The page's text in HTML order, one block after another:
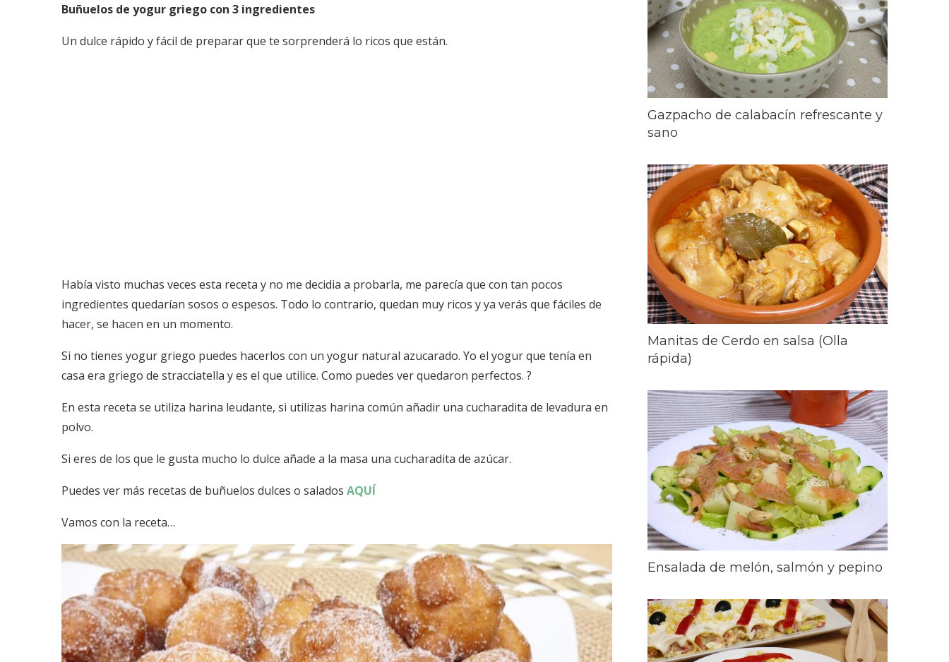
Buñuelos de yogur griego con 3 ingredientes
Un dulce rápido y fácil de preparar que te sorprenderá lo ricos que están.
Había visto muchas veces esta receta y no me decidia a probarla, me parecía que con tan pocos
ingredientes quedarían sosos o espesos. Todo lo contrario, quedan muy ricos y ya verás que fáciles de
hacer, se hacen en un momento.
Si no tienes yogur griego puedes hacerlos con un yogur natural azucarado. Yo el yogur que tenía en
casa era griego de stracciatella y es el que utilice. Como puedes ver quedaron perfectos. ?
En esta receta se utiliza harina leudante, si utilizas harina común añadir una cucharadita de levadura en
polvo.
Si eres de los que le gusta mucho lo dulce añade a la masa una cucharadita de azúcar.
Puedes ver más recetas de buñuelos dulces o salados AQUÍ
Vamos con la receta…
Gazpacho de calabacín refrescante y
sano
Manitas de Cerdo en salsa (Olla
rápida)
Ensalada de melón, salmón y pepino